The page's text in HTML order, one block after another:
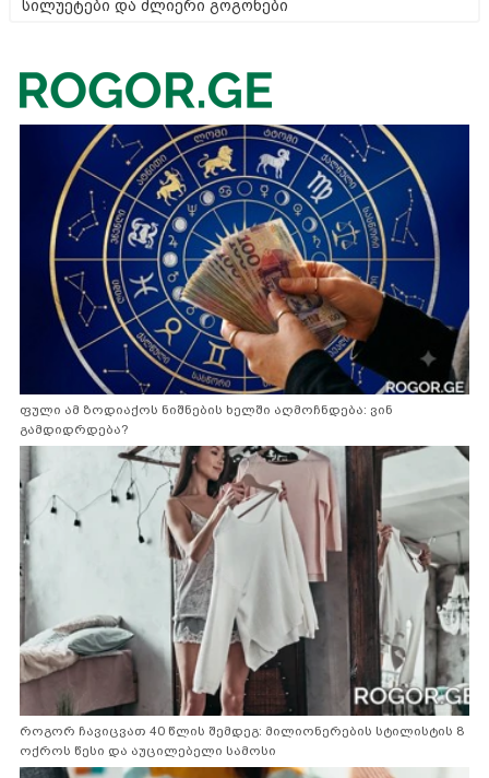
სილუეტები და ძლიერი გოგონები
ფული ამ ზოდიაქოს ნიშნების ხელში აღმოჩნდება: ვინ
გამდიდრდება?
როგორ ჩავიცვათ 40 წლის შემდეგ: მილიონერების სტილისტის 8
ოქროს წესი და აუცილებელი სამოსი